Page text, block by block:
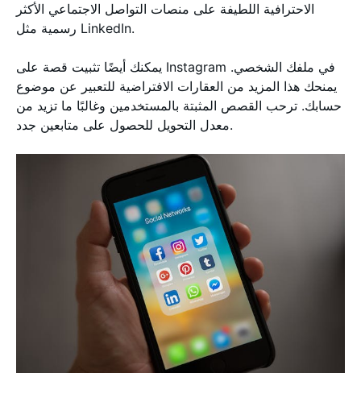
الاحترافية اللطيفة على منصات التواصل الاجتماعي الأكثر
رسمية مثل LinkedIn.
يمكنك أيضًا تثبيت قصة على Instagram في ملفك الشخصي.
يمنحك هذا المزيد من العقارات الافتراضية للتعبير عن موضوع
حسابك. ترحب القصص المثبتة بالمستخدمين وغالبًا ما تزيد من
معدل التحويل للحصول على متابعين جدد.